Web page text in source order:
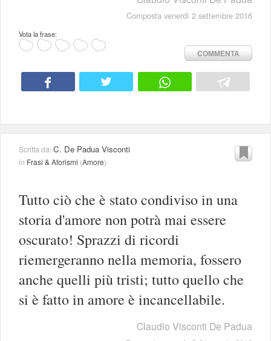
Composta venerdì 2 settembre 2016
Vota la frase:
COMMENTA
Scritta da:C. De Padua Visconti
in Frasi & Aforismi (Amore)
Tutto ciò che è stato condiviso in una
storia d'amore non potrà mai essere
oscurato! Sprazzi di ricordi
riemergeranno nella memoria, fossero
anche quelli più tristi; tutto quello che
si è fatto in amore è incancellabile.
Claudio Visconti De Padua